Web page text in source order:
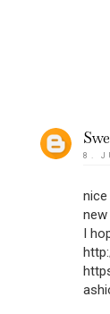
8.
nice
I